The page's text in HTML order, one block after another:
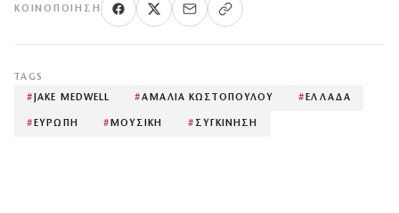
ΚΟΙΝΟΠΟΊΗΣΗ
TAGS
# JAKE MEDWELL #ΑΜΑΛΙΑ ΚΩΣΤΟΠΟΥΛΟΥ #ΕΛΛΑΔΑ
#ΕΥΡΩΠΗ #ΜΟΥΣΙΚΗ # ΣΥΓΚΙΝΗΣΗ